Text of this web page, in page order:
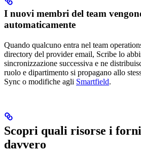
I nuovi membri del team
automaticamente
Quando qualcuno entra nel team
directory del provider email, Scribe lo
sincronizzazione successiva e ne
ruolo e dipartimento si propagano allo
Sync o modifiche agli Smartfield.
Scopri quali risorse i
davvero